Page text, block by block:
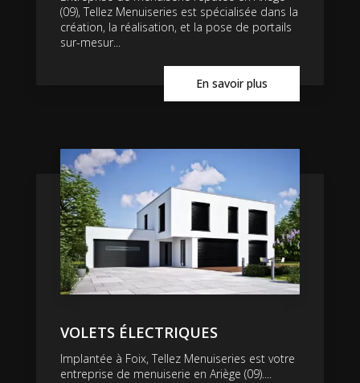
(09), Tellez Menuiseries est spécialisée dans la
création, la réalisation, et la pose de portails
sur-mesur...
En savoir plus
VOLETS ÉLECTRIQUES
Implantée à Foix, Tellez Menuiseries est votre
entreprise de menuiserie en Ariège (09)....